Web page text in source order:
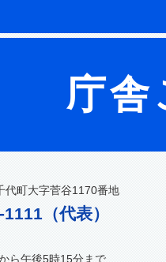
庁舎
代町大字菅谷1170番地
（代表）
ら午後5時15分まで